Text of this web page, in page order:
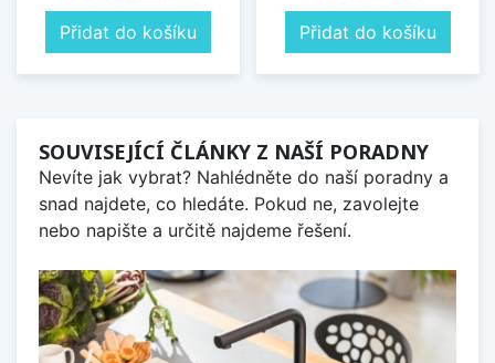
Přidat do košíku Přidat do košíku
SOUVISEJÍCÍ ČLÁNKY Z NAŠÍ PORADNY
Nevíte jak vybrat? Nahlédněte do naší poradny a
snad najdete, co hledáte. Pokud ne, zavolejte
nebo napište a určitě najdeme řešení.